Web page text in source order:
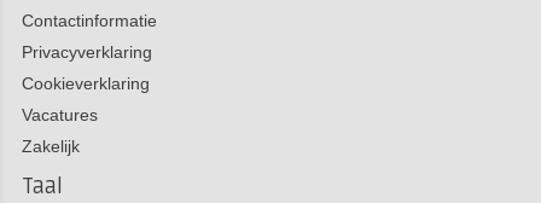
Contactinformatie
Privacyverklaring
Cookieverklaring
Vacatures
Zakelijk
Taal